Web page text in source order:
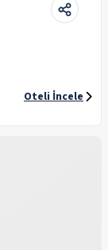
Oteli İncele